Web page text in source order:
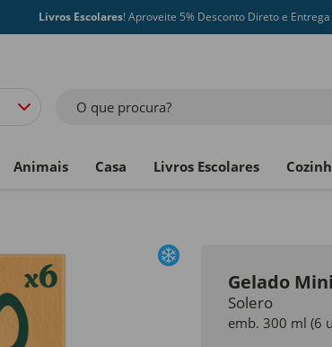
Livros Escolares! Aproveite 5% Desconto Direto e
O que procura?
Animais Casa Livros Escolares
Gelado
Solero
emb. 300 ml (6